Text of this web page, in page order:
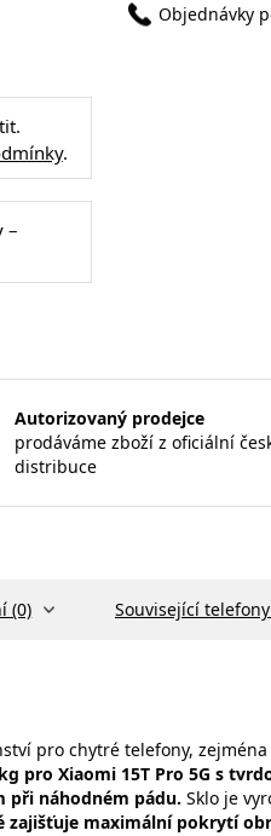
.
–
Objednávky
Autorizovaný prodejce
prodáváme zboží z oficiální
distribuce
(0) Související
pro chytré telefony,
pro Xiaomi 15T Pro 5G s
při náhodném pádu. Sklo je
maximální pokrytí